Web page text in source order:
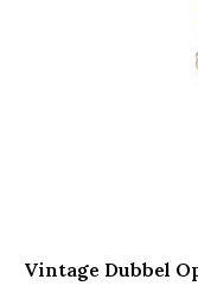
Vintage Dubbel